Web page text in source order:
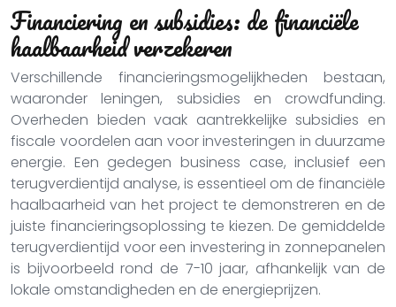
Financiering en subsidies: de financiële
haalbaarheid verzekeren
Verschillende financieringsmogelijkheden bestaan,
waaronder leningen, subsidies en crowdfunding.
Overheden bieden vaak aantrekkelijke subsidies en
fiscale voordelen aan voor investeringen in duurzame
energie. Een gedegen business case, inclusief een
terugverdientijd analyse, is essentieel om de financiële
haalbaarheid van het project te demonstreren en de
juiste financieringsoplossing te kiezen. De gemiddelde
terugverdientijd voor een investering in zonnepanelen
is bijvoorbeeld rond de 7-10 jaar, afhankelijk van de
lokale omstandigheden en de energieprijzen.